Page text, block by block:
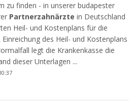
zu finden - in unserer budapester
Partnerzahnärzte in Deutschland
Heil- und Kostenplans für die
des Heil- und Kostenplans
legt die Krankenkasse die
dieser Unterlagen ...